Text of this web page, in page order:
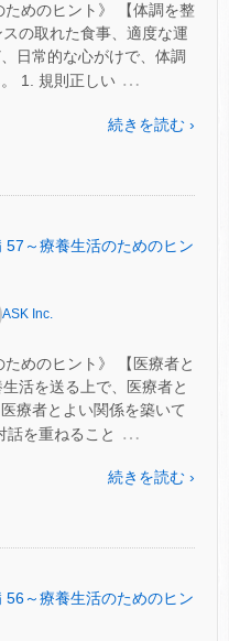
めのヒント》 【体調を整
の取れた食事、適度な運
日常的な心がけで、体調
1. 規則正しい …
続きを読む ›
57～療養生活のためのヒン
ASK Inc.
めのヒント》 【医療者と
活を送る上で、医療者と
療者とよい関係を築いて
話を重ねること
…
続きを読む ›
56～療養生活のためのヒン